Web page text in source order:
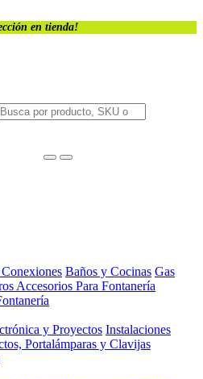
en tienda!
Baños y Cocinas Gas
Accesorios Para Fontanería
y Proyectos Instalaciones
Portalámparas y Clavijas